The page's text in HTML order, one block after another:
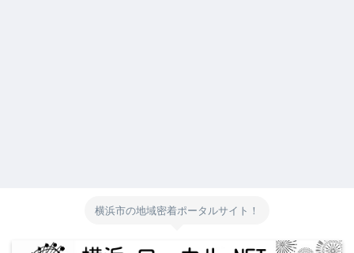
横浜市の地域密着ポータルサイト！